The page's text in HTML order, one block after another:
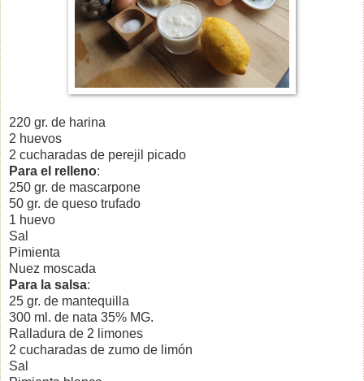
220 gr. de harina
2 huevos
2 cucharadas de perejil picado
Para el relleno:
250 gr. de mascarpone
50 gr. de queso trufado
1 huevo
Sal
Pimienta
Nuez moscada
Para la salsa:
25 gr. de mantequilla
300 ml. de nata 35% MG.
Ralladura de 2 limones
2 cucharadas de zumo de limón
Sal